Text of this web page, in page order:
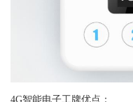
4G智能电子工牌优点：